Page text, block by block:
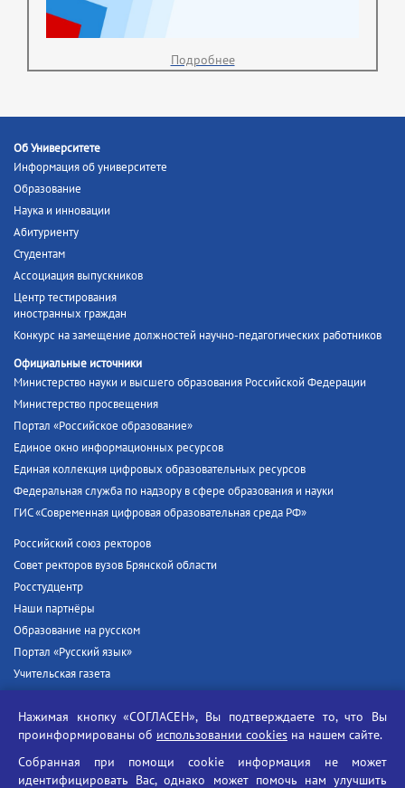
Подробнее
Об Университете
Информация об университете
Образование
Наука и инновации
Абитуриенту
Студентам
Ассоциация выпускников
Центр тестирования
иностранных граждан
Конкурс на замещение должностей научно-педагогических работников
Официальные источники
Министерство науки и высшего образования Российской Федерации
Министерство просвещения
Портал «Российское образование»
Единое окно информационных ресурсов
Единая коллекция цифровых образовательных ресурсов
Федеральная служба по надзору в сфере образования и науки
ГИС «Современная цифровая образовательная среда РФ»
Российский союз ректоров
Совет ректоров вузов Брянской области
Росстудцентр
Наши партнёры
Образование на русском
Портал «Русский язык»
Учительская газета
Единый портал государственных услуг
Противодействие угрозам информационной безопасности
Нажимая кнопку «СОГЛАСЕН», Вы подтверждаете то, что Вы
проинформированы об использовании cookies на нашем сайте.
Собранная при помощи cookie информация не может
идентифицировать Вас, однако может помочь нам улучшить